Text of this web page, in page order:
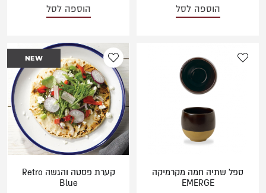
הוספה לסל הוספה לסל
ספל שתיה חמה מקרמיקה
EMERGE
NEW
קערת פסטה והגשה Retro
Blue